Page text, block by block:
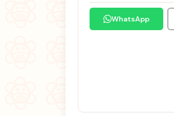
WhatsApp